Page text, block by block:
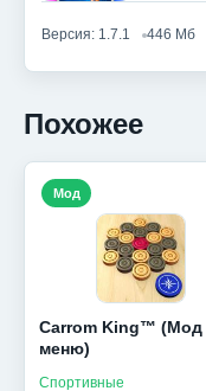
Версия: 1.7.1 446 Мб
Похожее
Carrom King™ (Мод
меню)
Спортивные
Мод